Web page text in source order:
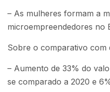
– As mulheres formam a
microempreendedores no
Sobre o comparativo com
– Aumento de 33% do
se comparado a 2020 e